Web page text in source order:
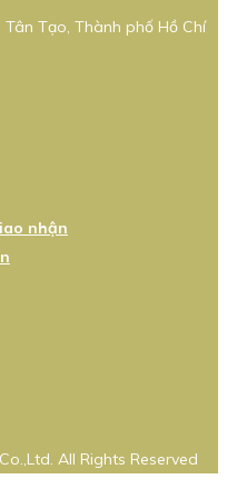
Tân Tạo, Thành phố Hồ Chí
nhận
All Rights Reserved